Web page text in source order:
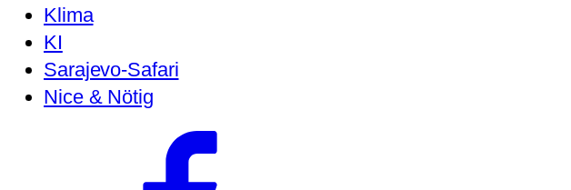
Klima
KI
Sarajevo-Safari
Nice & Nötig